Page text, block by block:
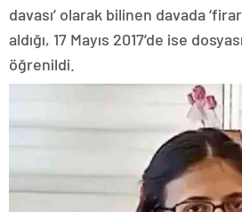
davası’ olarak bilinen davada
aldığı, 17 Mayıs 2017’de ise
öğrenildi.